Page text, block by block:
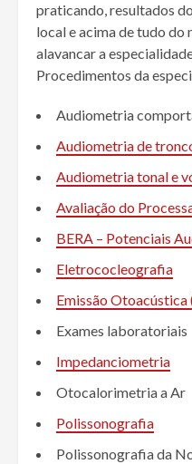
praticando, resultados
local e acima de tudo
alavancar a
Procedimentos da
Audiometria
Audiometria de
Audiometria tonal e
Avaliação do
BERA – Potenciais
Eletrococleografia
Emissão Otoacústica
Exames laboratoriais
Impedanciometria
Otocalorimetria a Ar
Polissonografia
Polissonografia da